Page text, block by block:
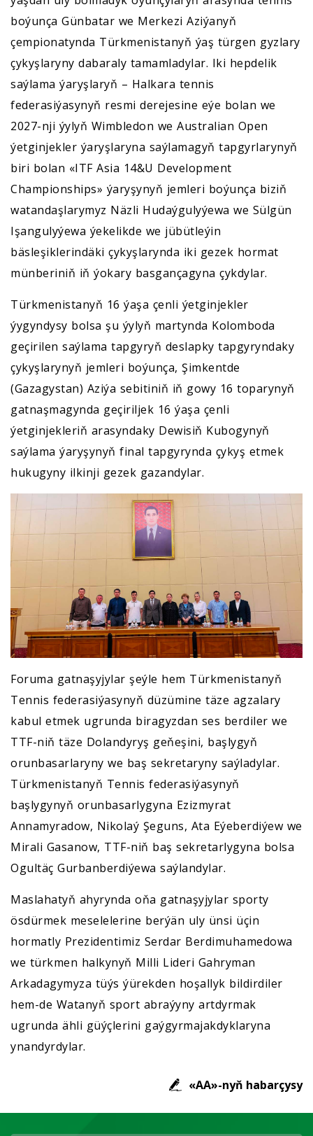
boýunça Günbatar we Merkezi Aziýanyň
çempionatynda Türkmenistanyň ýaş türgen gyzlary
çykyşlaryny dabaraly tamamladylar. Iki hepdelik
saýlama ýaryşlaryň – Halkara tennis
federasiýasynyň resmi derejesine eýe bolan we
2027-nji ýylyň Wimbledon we Australian Open
ýetginjekler ýaryşlaryna saýlamagyň tapgyrlarynyň
biri bolan «ITF Asia 14&U Development
Championships» ýaryşynyň jemleri boýunça biziň
watandaşlarymyz Näzli Hudaýgulyýewa we Sülgün
Işangulyýewa ýekelikde we jübütleýin
bäsleşiklerindäki çykyşlarynda iki gezek hormat
münberiniň iň ýokary basgançagyna çykdylar.
Türkmenistanyň 16 ýaşa çenli ýetginjekler
ýygyndysy bolsa şu ýylyň martynda Kolomboda
geçirilen saýlama tapgyryň deslapky tapgyryndaky
çykyşlarynyň jemleri boýunça, Şimkentde
(Gazagystan) Aziýa sebitiniň iň gowy 16 toparynyň
gatnaşmagynda geçiriljek 16 ýaşa çenli
ýetginjekleriň arasyndaky Dewisiň Kubogynyň
saýlama ýaryşynyň final tapgyrynda çykyş etmek
hukugyny ilkinji gezek gazandylar.
Foruma gatnaşyjylar şeýle hem Türkmenistanyň
Tennis federasiýasynyň düzümine täze agzalary
kabul etmek ugrunda biragyzdan ses berdiler we
TTF-niň täze Dolandyryş geňeşini, başlygyň
orunbasarlaryny we baş sekretaryny saýladylar.
Türkmenistanyň Tennis federasiýasynyň
başlygynyň orunbasarlygyna Ezizmyrat
Annamyradow, Nikolaý Şeguns, Ata Eýeberdiýew we
Mirali Gasanow, TTF-niň baş sekretarlygyna bolsa
Ogultäç Gurbanberdiýewa saýlandylar.
Maslahatyň ahyrynda oňa gatnaşyjylar sporty
ösdürmek meselelerine berýän uly ünsi üçin
hormatly Prezidentimiz Serdar Berdimuhamedowa
we türkmen halkynyň Milli Lideri Gahryman
Arkadagymyza tüýs ýürekden hoşallyk bildirdiler
hem-de Watanyň sport abraýyny artdyrmak
ugrunda ähli güýçlerini gaýgyrmajakdyklaryna
ynandyrdylar.
«AA»-nyň habarçysy